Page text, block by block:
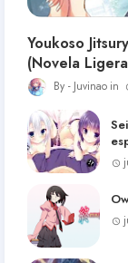
Youkoso
(Novela
Juvinao